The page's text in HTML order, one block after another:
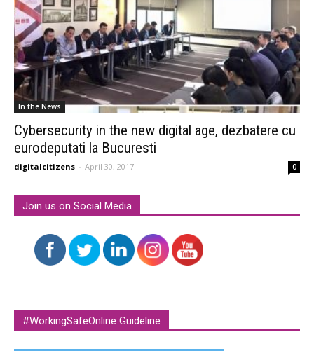
In the News
Cybersecurity in the new digital age, dezbatere cu
eurodeputati la Bucuresti
digitalcitizens - April 30, 2017 0
Join us on Social Media
#WorkingSafeOnline Guideline